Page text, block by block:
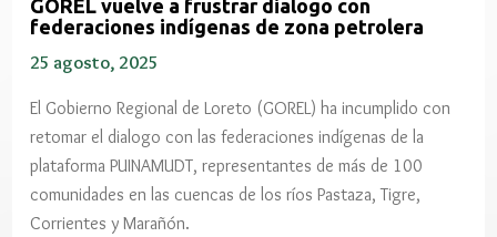
GOREL vuelve a frustrar dialogo con
federaciones indígenas de zona petrolera
25 agosto, 2025
El Gobierno Regional de Loreto (GOREL) ha incumplido con
retomar el dialogo con las federaciones indígenas de la
plataforma PUINAMUDT, representantes de más de 100
comunidades en las cuencas de los ríos Pastaza, Tigre,
Corrientes y Marañón.